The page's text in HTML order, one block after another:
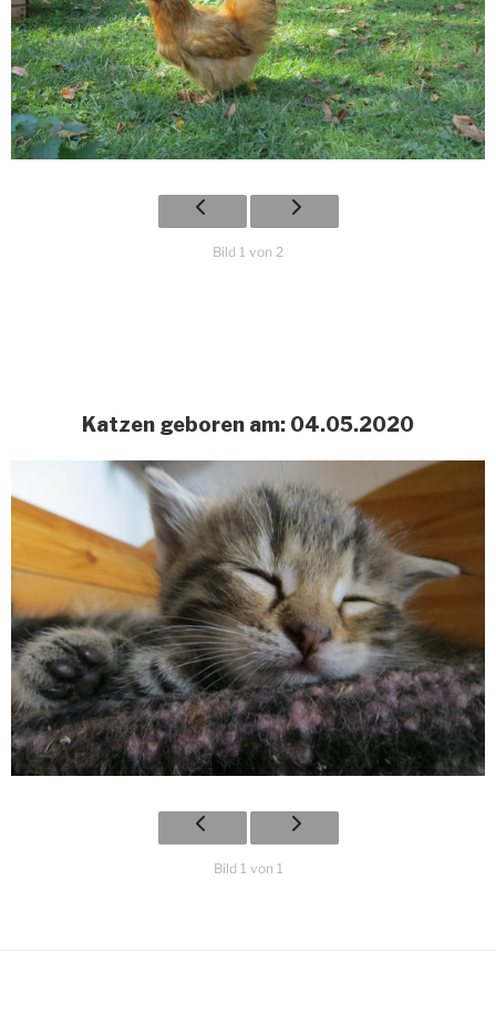
Bild 1 von 2
Katzen geboren am: 04.05.2020
Bild 1 von 1